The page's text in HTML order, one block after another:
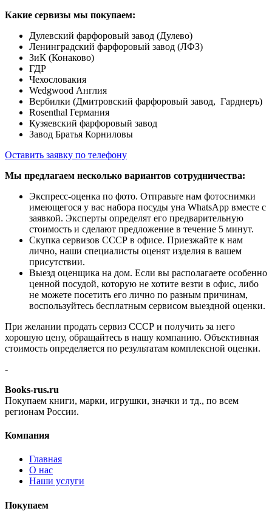
Какие сервизы мы покупаем:
Дулевский фарфоровый завод (Дулево)
Ленинградский фарфоровый завод (ЛФЗ)
ЗиК (Конаково)
ГДР
Чехословакия
Wedgwood Англия
Вербилки (Дмитровский фарфоровый завод, Гарднеръ)
Rosenthal Германия
Кузяевский фарфоровый завод
Завод Братья Корниловы
Оставить заявку по телефону
Мы предлагаем несколько вариантов сотрудничества:
Экспресс-оценка по фото. Отправьте нам фотоснимки
имеющегося у вас набора посуды yна WhatsApp вместе с
заявкой. Эксперты определят его предварительную
стоимость и сделают предложение в течение 5 минут.
Скупка сервизов СССР в офисе. Приезжайте к нам
лично, наши специалисты оценят изделия в вашем
присутствии.
Выезд оценщика на дом. Если вы располагаете особенно
ценной посудой, которую не хотите везти в офис, либо
не можете посетить его лично по разным причинам,
воспользуйтесь бесплатным сервисом выездной оценки.
При желании продать сервиз СССР и получить за него
хорошую цену, обращайтесь в нашу компанию. Объективная
стоимость определяется по результатам комплексной оценки.
-
Books-rus.ru
Покупаем книги, марки, игрушки, значки и тд., по всем
регионам России.
Компания
Главная
О нас
Наши услуги
Покупаем